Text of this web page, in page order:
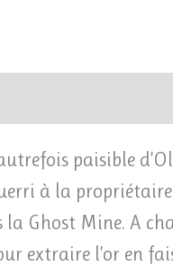
paisible
à la propriétaire
la Ghost Mine. A
extraire l’or en